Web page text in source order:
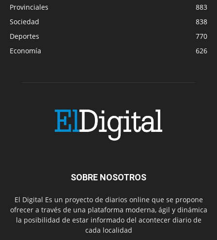
Provinciales
883
Sociedad
838
Deportes
770
Economía
626
SOBRE NOSOTROS
El Digital Es un proyecto de diarios online que se propone
ofrecer a través de una plataforma moderna, ágil y dinámica
la posibilidad de estar informado del acontecer diario de
cada localidad